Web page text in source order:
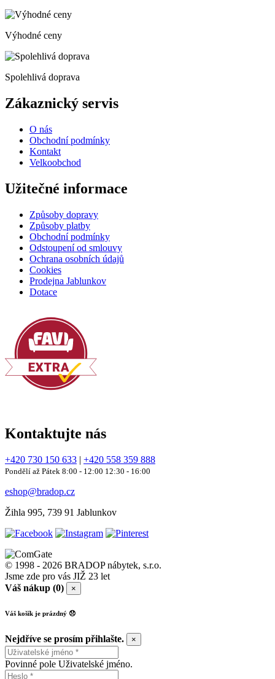
Výhodné ceny
Spolehlivá doprava
Zákaznický servis
O nás
Obchodní podmínky
Kontakt
Velkoobchod
Užitečné informace
Způsoby dopravy
Způsoby platby
Obchodní podmínky
Odstoupení od smlouvy
Ochrana osobních údajů
Cookies
Prodejna Jablunkov
Dotace
Kontaktujte nás
+420 730 150 633 | +420 558 359 888
Pondělí až Pátek 8:00 - 12:00 12:30 - 16:00
eshop@bradop.cz
Žihla 995, 739 91 Jablunkov
© 1998 - 2026 BRADOP nábytek, s.r.o.
Jsme zde pro vás JIŽ 23 let
Váš nákup (0)
×
Váš košík je prázdný 😞
Nejdříve se prosím přihlašte. ×
Povinné pole Uživatelské jméno.